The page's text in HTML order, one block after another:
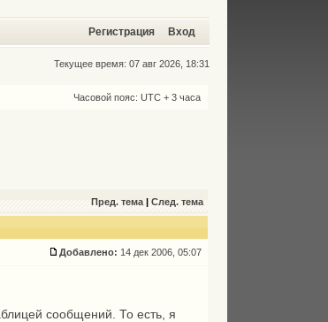
Регистрация Вход
Текущее время: 07 авг 2026, 18:31
Часовой пояс: UTC + 3 часа
Пред. тема |След. тема
Добавлено: 14 дек 2006, 05:07
сообщений. То есть, я